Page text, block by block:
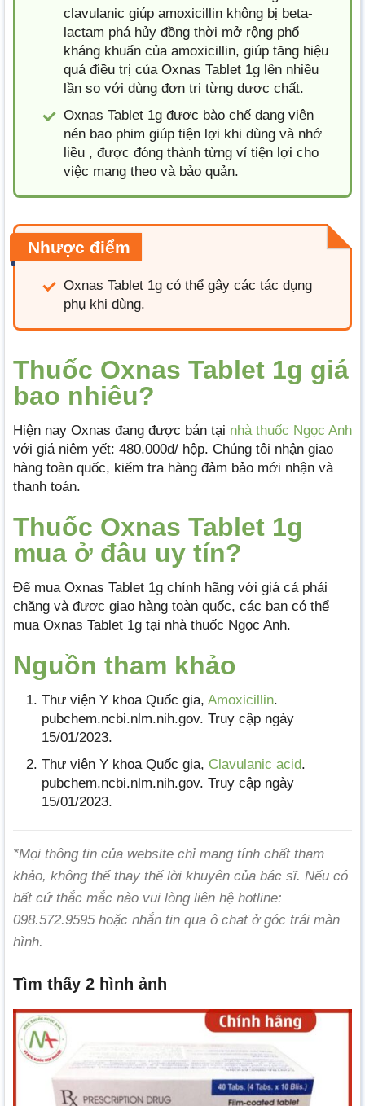
clavulanic giúp amoxicillin không bị beta-
lactam phá hủy đồng thời mở rộng phổ
kháng khuẩn của amoxicillin, giúp tăng hiệu
quả điều trị của Oxnas Tablet 1g lên nhiều
lần so với dùng đơn trị từng dược chất.
Oxnas Tablet 1g được bào chế dạng viên
nén bao phim giúp tiện lợi khi dùng và nhớ
liều , được đóng thành từng vỉ tiện lợi cho
việc mang theo và bảo quản.
Nhược điểm
Oxnas Tablet 1g có thể gây các tác dụng
phụ khi dùng.
Thuốc Oxnas Tablet 1g giá
bao nhiêu?
Hiện nay Oxnas đang được bán tại nhà thuốc Ngọc Anh
với giá niêm yết: 480.000đ/ hộp. Chúng tôi nhận giao
hàng toàn quốc, kiểm tra hàng đảm bảo mới nhận và
thanh toán.
Thuốc Oxnas Tablet 1g
mua ở đâu uy tín?
Để mua Oxnas Tablet 1g chính hãng với giá cả phải
chăng và được giao hàng toàn quốc, các bạn có thể
mua Oxnas Tablet 1g tại nhà thuốc Ngọc Anh.
Nguồn tham khảo
Thư viện Y khoa Quốc gia, Amoxicillin.
pubchem.ncbi.nlm.nih.gov. Truy cập ngày
15/01/2023.
Thư viện Y khoa Quốc gia, Clavulanic acid.
pubchem.ncbi.nlm.nih.gov. Truy cập ngày
15/01/2023.
*Mọi thông tin của website chỉ mang tính chất tham
khảo, không thể thay thế lời khuyên của bác sĩ. Nếu có
bất cứ thắc mắc nào vui lòng liên hệ hotline:
098.572.9595 hoặc nhắn tin qua ô chat ở góc trái màn
hình.
Tìm thấy 2 hình ảnh